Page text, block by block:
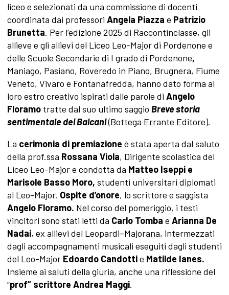
liceo e selezionati da una commissione di docenti
coordinata dai professori Angela Piazza e Patrizio
Brunetta. Per l’edizione 2025 di Raccontinclasse, gli
allieve e gli allievi del Liceo Leo-Major di Pordenone e
delle Scuole Secondarie di I grado di Pordenone,
Maniago, Pasiano, Roveredo in Piano, Brugnera, Fiume
Veneto, Vivaro e Fontanafredda, hanno dato forma al
loro estro creativo ispirati dalle parole di Angelo
Floramo tratte dal suo ultimo saggio Breve storia
sentimentale dei Balcani(Bottega Errante Editore).
La cerimonia di premiazione è stata aperta dal saluto
della prof.ssa Rossana Viola, Dirigente scolastica del
Liceo Leo-Major e condotta da Matteo Iseppi e
Marisole Basso Moro, studenti universitari diplomati
al Leo-Major. Ospite d’onore, lo scrittore e saggista
Angelo Floramo. Nel corso del pomeriggio, i testi
vincitori sono stati letti da Carlo Tomba e Arianna De
Nadai, ex allievi del Leopardi–Majorana, intermezzati
dagli accompagnamenti musicali eseguiti dagli studenti
del Leo-MajorEdoardo Candottie Matilde Ianes.
Insieme ai saluti della giuria, anche una riflessione del
“prof” scrittore Andrea Maggi.